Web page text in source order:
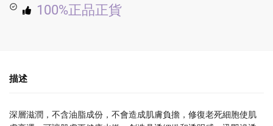
100%正品正貨
描述
深層滋潤，不含油脂成份，不會造成肌膚負擔，修復老死細胞使肌